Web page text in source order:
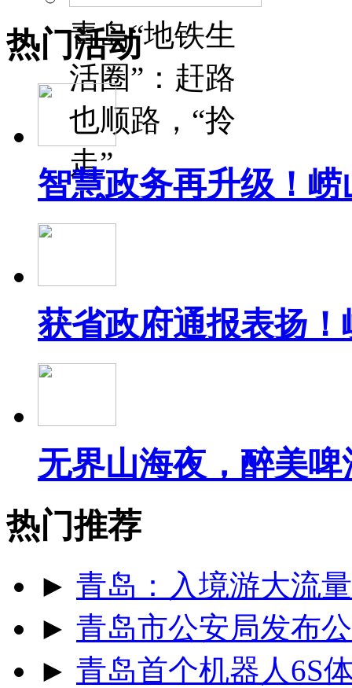
青岛“地铁生
活圈”：赶路
也顺路，“拎
走”
热门活动
智慧政务再升级！
获省政府通报表扬
无界山海夜，醉美
热门推荐
► 青岛：入境游大流
► 青岛市公安局发布
► 青岛首个机器人6S